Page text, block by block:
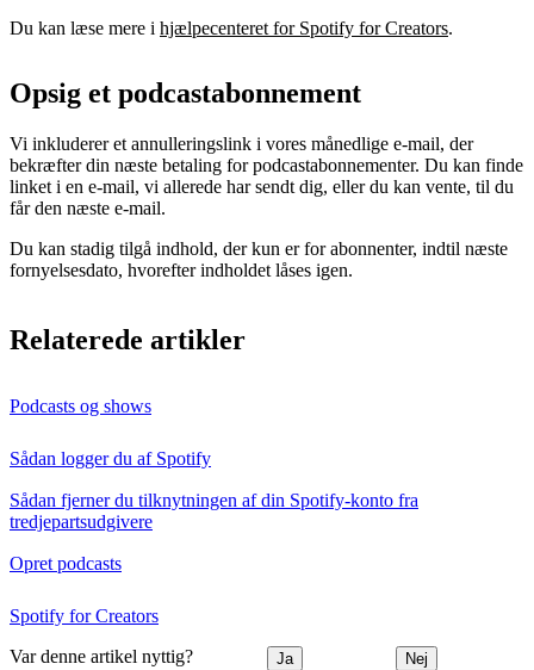
Du kan læse mere i hjælpecenteret for Spotify for Creators.
Opsig et podcastabonnement
Vi inkluderer et annulleringslink i vores månedlige e-mail, der
bekræfter din næste betaling for podcastabonnementer. Du kan finde
linket i en e-mail, vi allerede har sendt dig, eller du kan vente, til du
får den næste e-mail.
Du kan stadig tilgå indhold, der kun er for abonnenter, indtil næste
fornyelsesdato, hvorefter indholdet låses igen.
Relaterede artikler
Podcasts og shows
Sådan logger du af Spotify
Sådan fjerner du tilknytningen af din Spotify-konto fra
tredjepartsudgivere
Opret podcasts
Spotify for Creators
Var denne artikel nyttig? Ja Nej